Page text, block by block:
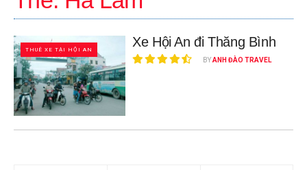
THUÊ XE TẠI HỘI AN
Xe Hội An đi Thăng Bình
BYANH ĐÀO TRAVEL